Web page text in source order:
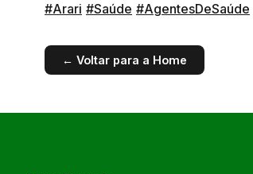
#Arari #Saúde #AgentesDeSaúde
← Voltar para a Home